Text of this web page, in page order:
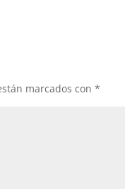
marcados con*